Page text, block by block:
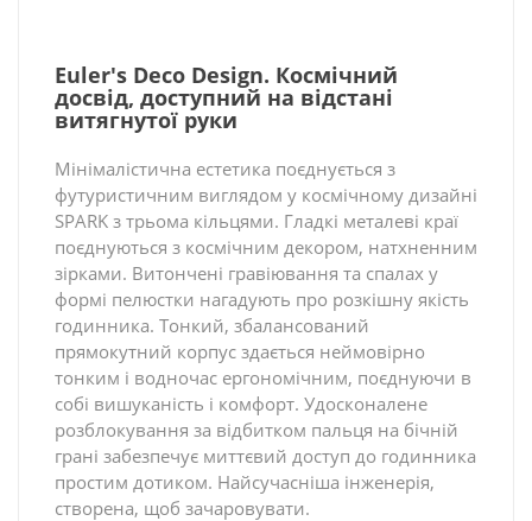
Euler's Deco Design. Космічний
досвід, доступний на відстані
витягнутої руки
Мінімалістична естетика поєднується з
футуристичним виглядом у космічному дизайні
SPARK з трьома кільцями. Гладкі металеві краї
поєднуються з космічним декором, натхненним
зірками. Витончені гравіювання та спалах у
формі пелюстки нагадують про розкішну якість
годинника. Тонкий, збалансований
прямокутний корпус здається неймовірно
тонким і водночас ергономічним, поєднуючи в
собі вишуканість і комфорт. Удосконалене
розблокування за відбитком пальця на бічній
грані забезпечує миттєвий доступ до годинника
простим дотиком. Найсучасніша інженерія,
створена, щоб зачаровувати.